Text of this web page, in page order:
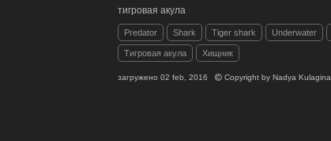
тигровая акула
Predator Shark Tiger shark Underwater
Тигровая акула Хищник
загружено02 feb, 2016 Copyright byNadya Kulagina